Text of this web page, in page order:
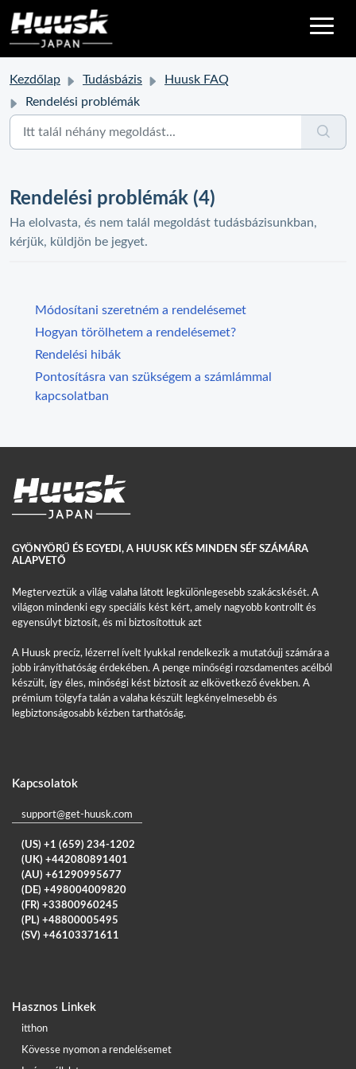
Kezdőlap Tudásbázis
Huusk FAQ
Rendelési problémák
Rendelési problémák (4)
Ha elolvasta, és nem talál megoldást tudásbázisunkban,
kérjük, küldjön be jegyet.
Módosítani szeretném a rendelésemet
Hogyan törölhetem a rendelésemet?
Rendelési hibák
Pontosításra van szükségem a számlámmal
kapcsolatban
GYÖNYÖRŰ ÉS EGYEDI, A HUUSK KÉS MINDEN SÉF SZÁMÁRA
ALAPVETŐ
Megterveztük a világ valaha látott legkülönlegesebb szakácskését. A
világon mindenki egy speciális kést kért, amely nagyobb kontrollt és
egyensúlyt biztosít, és mi biztosítottuk azt
A Huusk precíz, lézerrel ívelt lyukkal rendelkezik a mutatóujj számára a
jobb irányíthatóság érdekében. A penge minőségi rozsdamentes acélból
készült, így éles, minőségi kést biztosít az elkövetkező években. A
prémium tölgyfa talán a valaha készült legkényelmesebb és
legbiztonságosabb kézben tarthatóság.
Kapcsolatok
support@get-huusk.com
(US) +1 (659) 234-1202
(UK) +442080891401
(AU) +61290995677
(DE) +498004009820
(FR) +33800960245
(PL) +48800005495
(SV) +46103371611
Hasznos Linkek
itthon
Kövesse nyomon a rendelésemet